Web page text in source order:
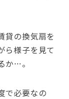
貸の換気扇を
ら様子を見て
か…。
で必要なの